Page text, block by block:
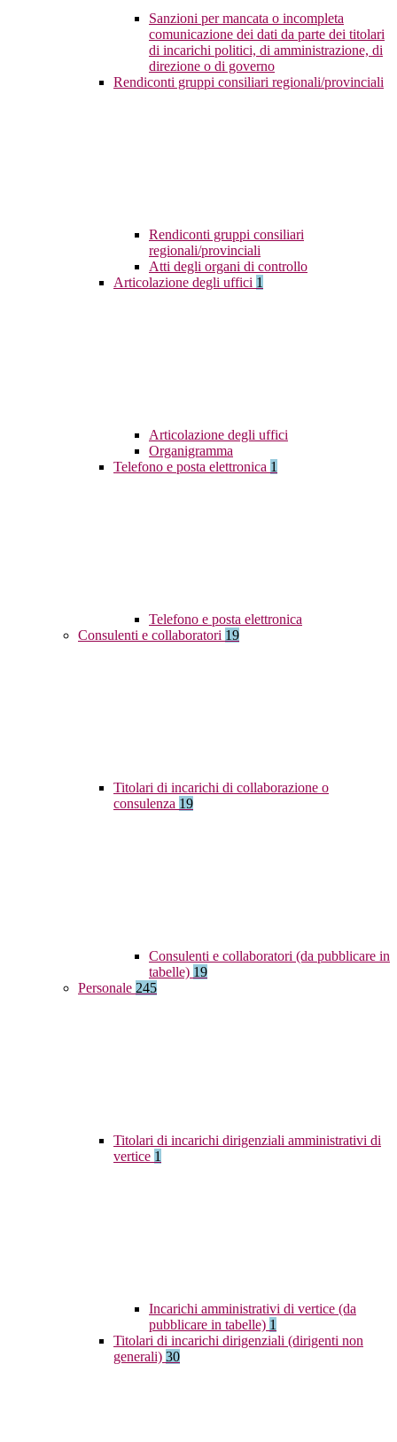
Sanzioni per mancata o incompleta
comunicazione dei dati da parte dei titolari
di incarichi politici, di amministrazione, di
direzione o di governo
Rendiconti gruppi consiliari regionali/provinciali
Rendiconti gruppi consiliari
regionali/provinciali
Atti degli organi di controllo
Articolazione degli uffici 1
Articolazione degli uffici
Organigramma
Telefono e posta elettronica 1
Telefono e posta elettronica
Consulenti e collaboratori 19
Titolari di incarichi di collaborazione o
consulenza 19
Consulenti e collaboratori (da pubblicare in
tabelle) 19
Personale 245
Titolari di incarichi dirigenziali amministrativi di
vertice 1
Incarichi amministrativi di vertice (da
pubblicare in tabelle) 1
Titolari di incarichi dirigenziali (dirigenti non
generali) 30